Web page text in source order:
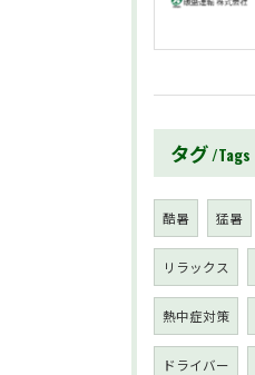
タグ Tags
酷暑 猛暑
リラックス
熱中症対策
ドライバー